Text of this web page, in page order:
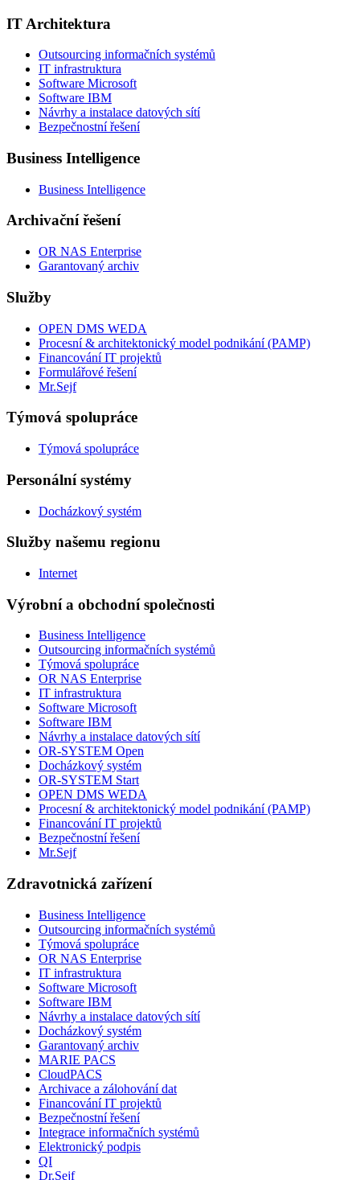
IT Architektura
Outsourcing informačních systémů
IT infrastruktura
Software Microsoft
Software IBM
Návrhy a instalace datových sítí
Bezpečnostní řešení
Business Intelligence
Business Intelligence
Archivační řešení
OR NAS Enterprise
Garantovaný archiv
Služby
OPEN DMS WEDA
Procesní & architektonický model podnikání (PAMP)
Financování IT projektů
Formulářové řešení
Mr.Sejf
Týmová spolupráce
Týmová spolupráce
Personální systémy
Docházkový systém
Služby našemu regionu
Internet
Výrobní a obchodní společnosti
Business Intelligence
Outsourcing informačních systémů
Týmová spolupráce
OR NAS Enterprise
IT infrastruktura
Software Microsoft
Software IBM
Návrhy a instalace datových sítí
OR-SYSTEM Open
Docházkový systém
OR-SYSTEM Start
OPEN DMS WEDA
Procesní & architektonický model podnikání (PAMP)
Financování IT projektů
Bezpečnostní řešení
Mr.Sejf
Zdravotnická zařízení
Business Intelligence
Outsourcing informačních systémů
Týmová spolupráce
OR NAS Enterprise
IT infrastruktura
Software Microsoft
Software IBM
Návrhy a instalace datových sítí
Docházkový systém
Garantovaný archiv
MARIE PACS
CloudPACS
Archivace a zálohování dat
Financování IT projektů
Bezpečnostní řešení
Integrace informačních systémů
Elektronický podpis
QI
Dr.Sejf